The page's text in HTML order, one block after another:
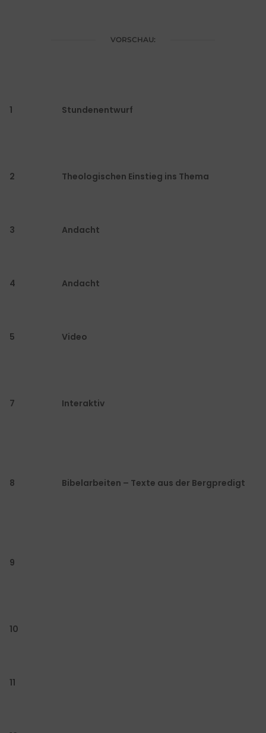
VORSCHAU:
1 Stundenentwurf
2 Theologischen Einstieg ins Thema
3 Andacht
4 Andacht
5 Video
7 Interaktiv
8 Bibelarbeiten – Texte aus der Bergpredigt
9
10
11